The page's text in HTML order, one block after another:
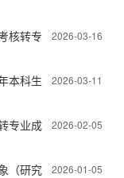
2026-03-16
核转专
2026-03-11
本科生
2026-02-05
专业成
2026-01-05
（研究